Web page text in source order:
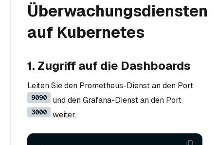
Überwachungsdiensten
auf Kubernetes
1. Zugriff auf die Dashboards
Leiten Sie den Prometheus-Dienst an den Port
9090 und den Grafana-Dienst an den Port
3000 weiter.